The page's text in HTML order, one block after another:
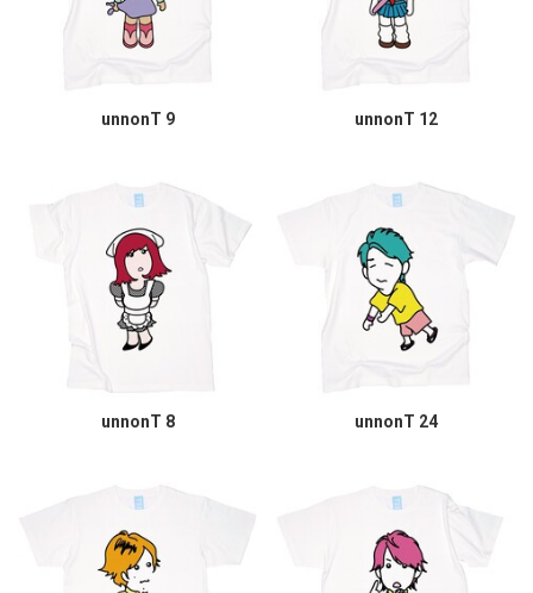
unnonT 9 unnonT 12
unnonT 8 unnonT 24